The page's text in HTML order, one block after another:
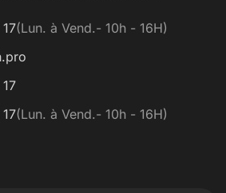
(Lun. à Vend.- 10h - 16H)
(Lun. à Vend.- 10h - 16H)